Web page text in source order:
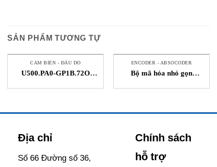
SẢN PHẨM TƯƠNG TỰ
CẢM BIẾN - ĐẦU DÒ
U500.PA0-GP1B.72O
ENCODER - ABSOCODER
Bộ mã hóa nhỏ gọn
Địa chỉ
Số 66 Đường số 36,
Chính sách
hỗ trợ